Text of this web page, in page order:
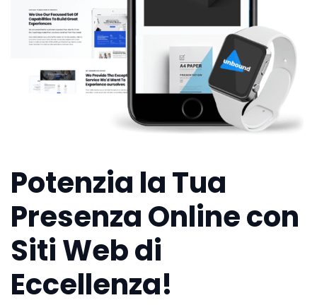
Potenzia la Tua
Presenza Online con
Siti Web di
Eccellenza!